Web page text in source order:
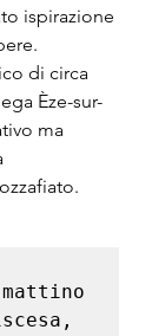
ispirazione
di circa
Èze-sur-
ma